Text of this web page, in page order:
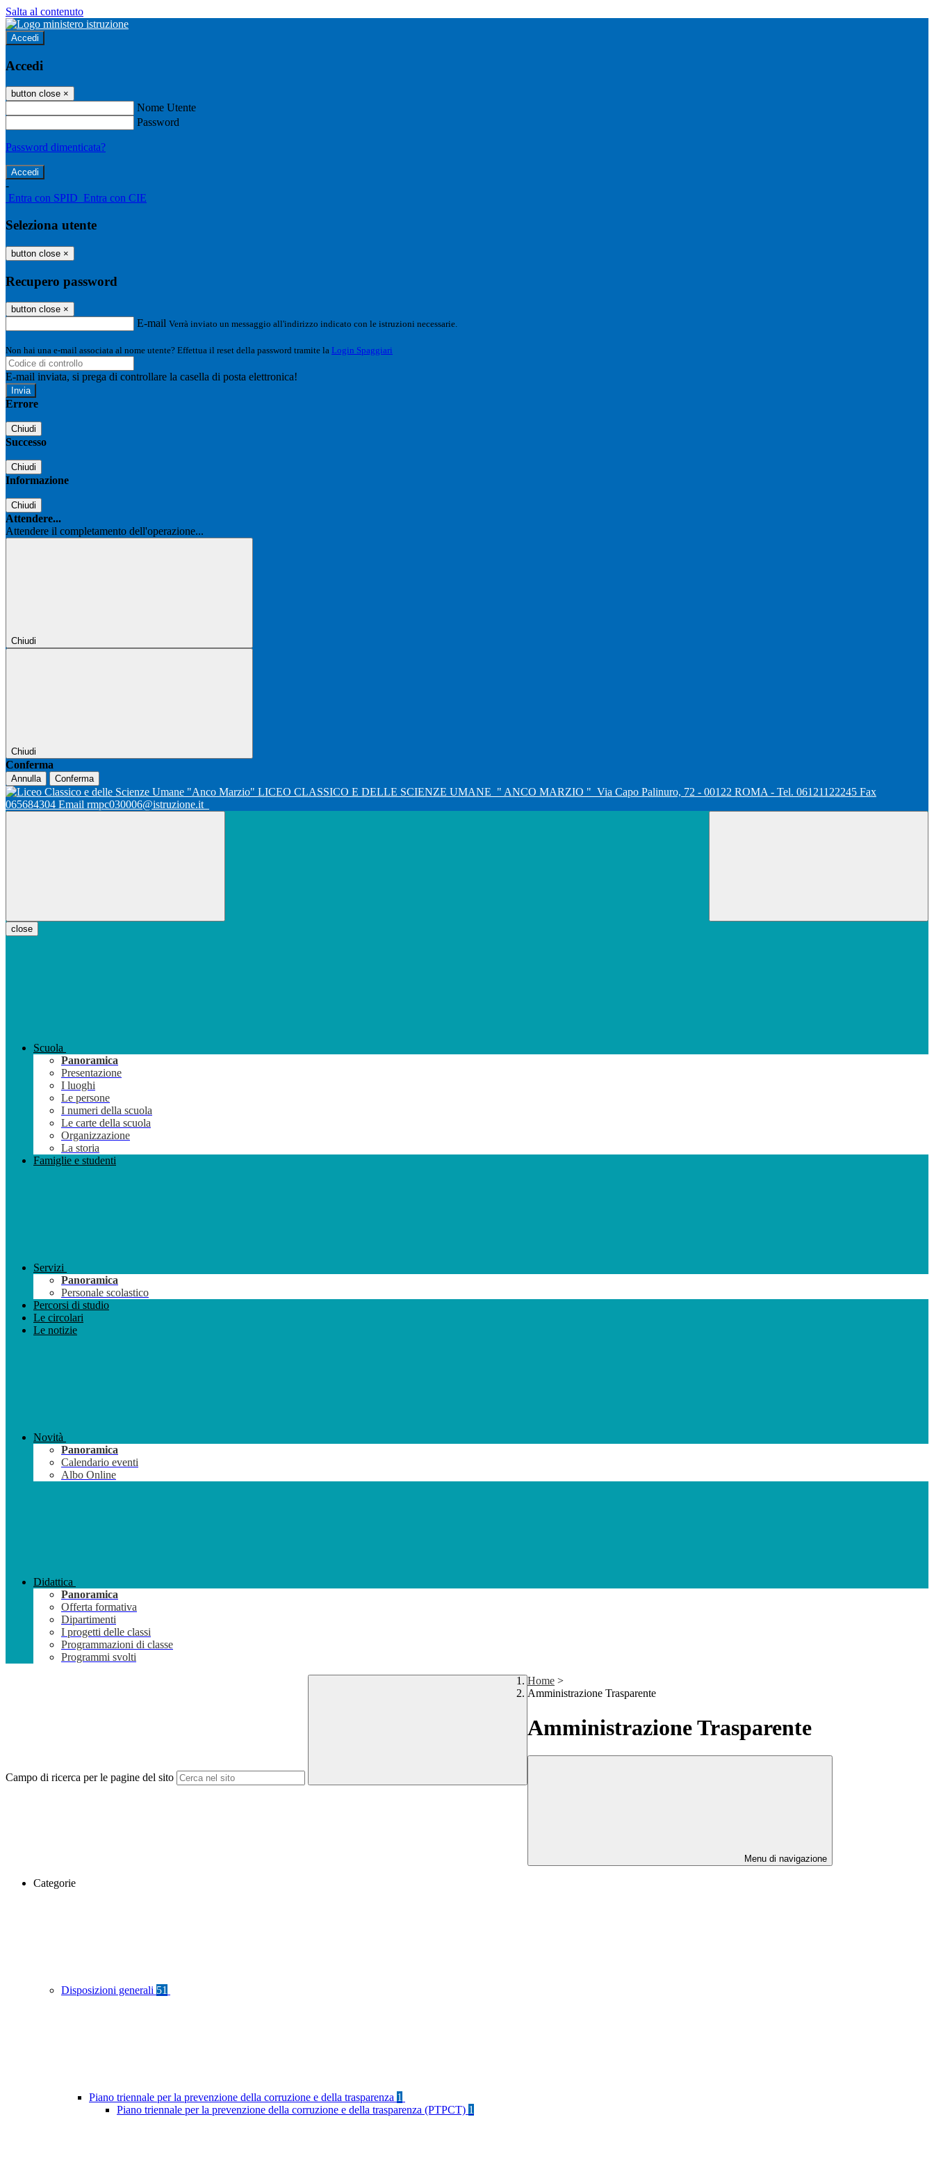
Salta al contenuto
Accedi
Accedi
button close ×
Nome Utente
Password
Password dimenticata?
-
Entra con SPID Entra con CIE
Seleziona utente
button close ×
Recupero password
button close ×
E-mail Verrà inviato un messaggio all'indirizzo indicato con le istruzioni necessarie.
Non hai una e-mail associata al nome utente? Effettua il reset della password tramite la Login Spaggiari
E-mail inviata, si prega di controllare la casella di posta elettronica!
Errore
Chiudi
Successo
Chiudi
Informazione
Chiudi
Attendere...
Attendere il completamento dell'operazione...
Chiudi
Chiudi
Conferma
Annulla Conferma
LICEO CLASSICO E DELLE SCIENZE UMANE " ANCO MARZIO " Via Capo Palinuro, 72 - 00122 ROMA - Tel. 06121122245 Fax
065684304 Email rmpc030006@istruzione.it
close
Scuola
Panoramica
Presentazione
I luoghi
Le persone
I numeri della scuola
Le carte della scuola
Organizzazione
La storia
Famiglie e studenti
Servizi
Panoramica
Personale scolastico
Percorsi di studio
Le circolari
Le notizie
Novità
Panoramica
Calendario eventi
Albo Online
Didattica
Panoramica
Offerta formativa
Dipartimenti
I progetti delle classi
Programmazioni di classe
Programmi svolti
Campo di ricerca per le pagine del sito
Home >
Amministrazione Trasparente
Amministrazione Trasparente
Menu di navigazione
Categorie
Disposizioni generali 51
Piano triennale per la prevenzione della corruzione e della trasparenza 1
Piano triennale per la prevenzione della corruzione e della trasparenza (PTPCT) 1